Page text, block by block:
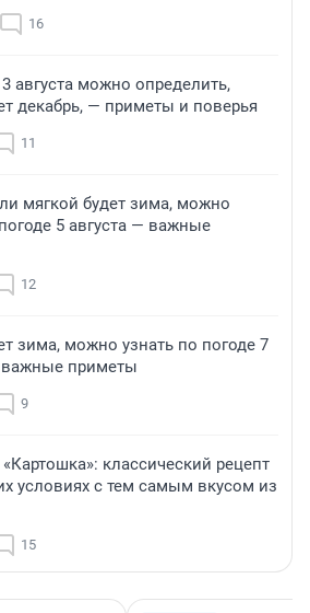
16
августа можно определить,
декабрь, — приметы и поверья
11
мягкой будет зима, можно
5 августа — важные
12
зима, можно узнать по погоде 7
важные приметы
9
классический рецепт
условиях с тем самым вкусом из
15